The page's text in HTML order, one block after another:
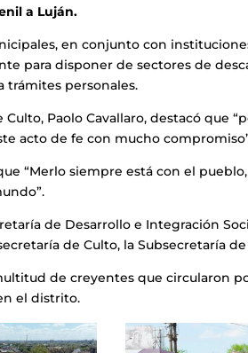
a Luján.
en conjunto con
para disponer de sectores de
trámites personales.
Culto, Paolo Cavallaro, destacó que
acto de fe con mucho
“Merlo siempre está con el
de Desarrollo e Integración
de Culto, la Subsecretaría
de creyentes que circularon
el distrito.